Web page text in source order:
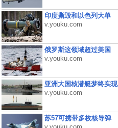
印度撕毁和以色列大单
v.youku.com
俄罗斯这领域超过美国
v.youku.com
亚洲大国核潜艇梦终实现
v.youku.com
苏57可携带多枚核导弹